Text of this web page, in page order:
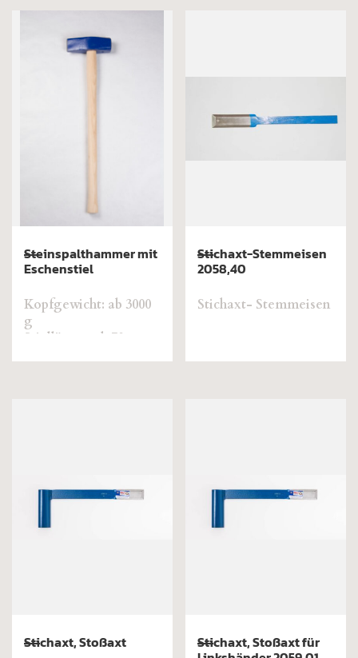
Steinspalthammer mit
Eschenstiel
Kopfgewicht: ab 3000
g
Stiellänge: ab 70 cm
Stichaxt-Stemmeisen
2058,40
Stichaxt- Stemmeisen
Stichaxt, Stoßaxt Stichaxt, Stoßaxt für